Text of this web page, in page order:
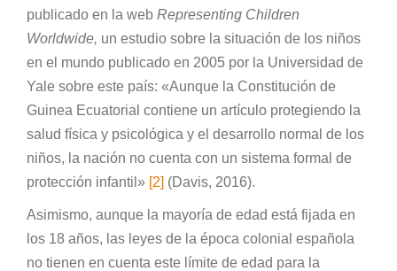
publicado en la web Representing Children
Worldwide, un estudio sobre la situación de los niños
en el mundo publicado en 2005 por la Universidad de
Yale sobre este país: «Aunque la Constitución de
Guinea Ecuatorial contiene un artículo protegiendo la
salud física y psicológica y el desarrollo normal de los
niños, la nación no cuenta con un sistema formal de
protección infantil» [2] (Davis, 2016).
Asimismo, aunque la mayoría de edad está fijada en
los 18 años, las leyes de la época colonial española
no tienen en cuenta este límite de edad para la